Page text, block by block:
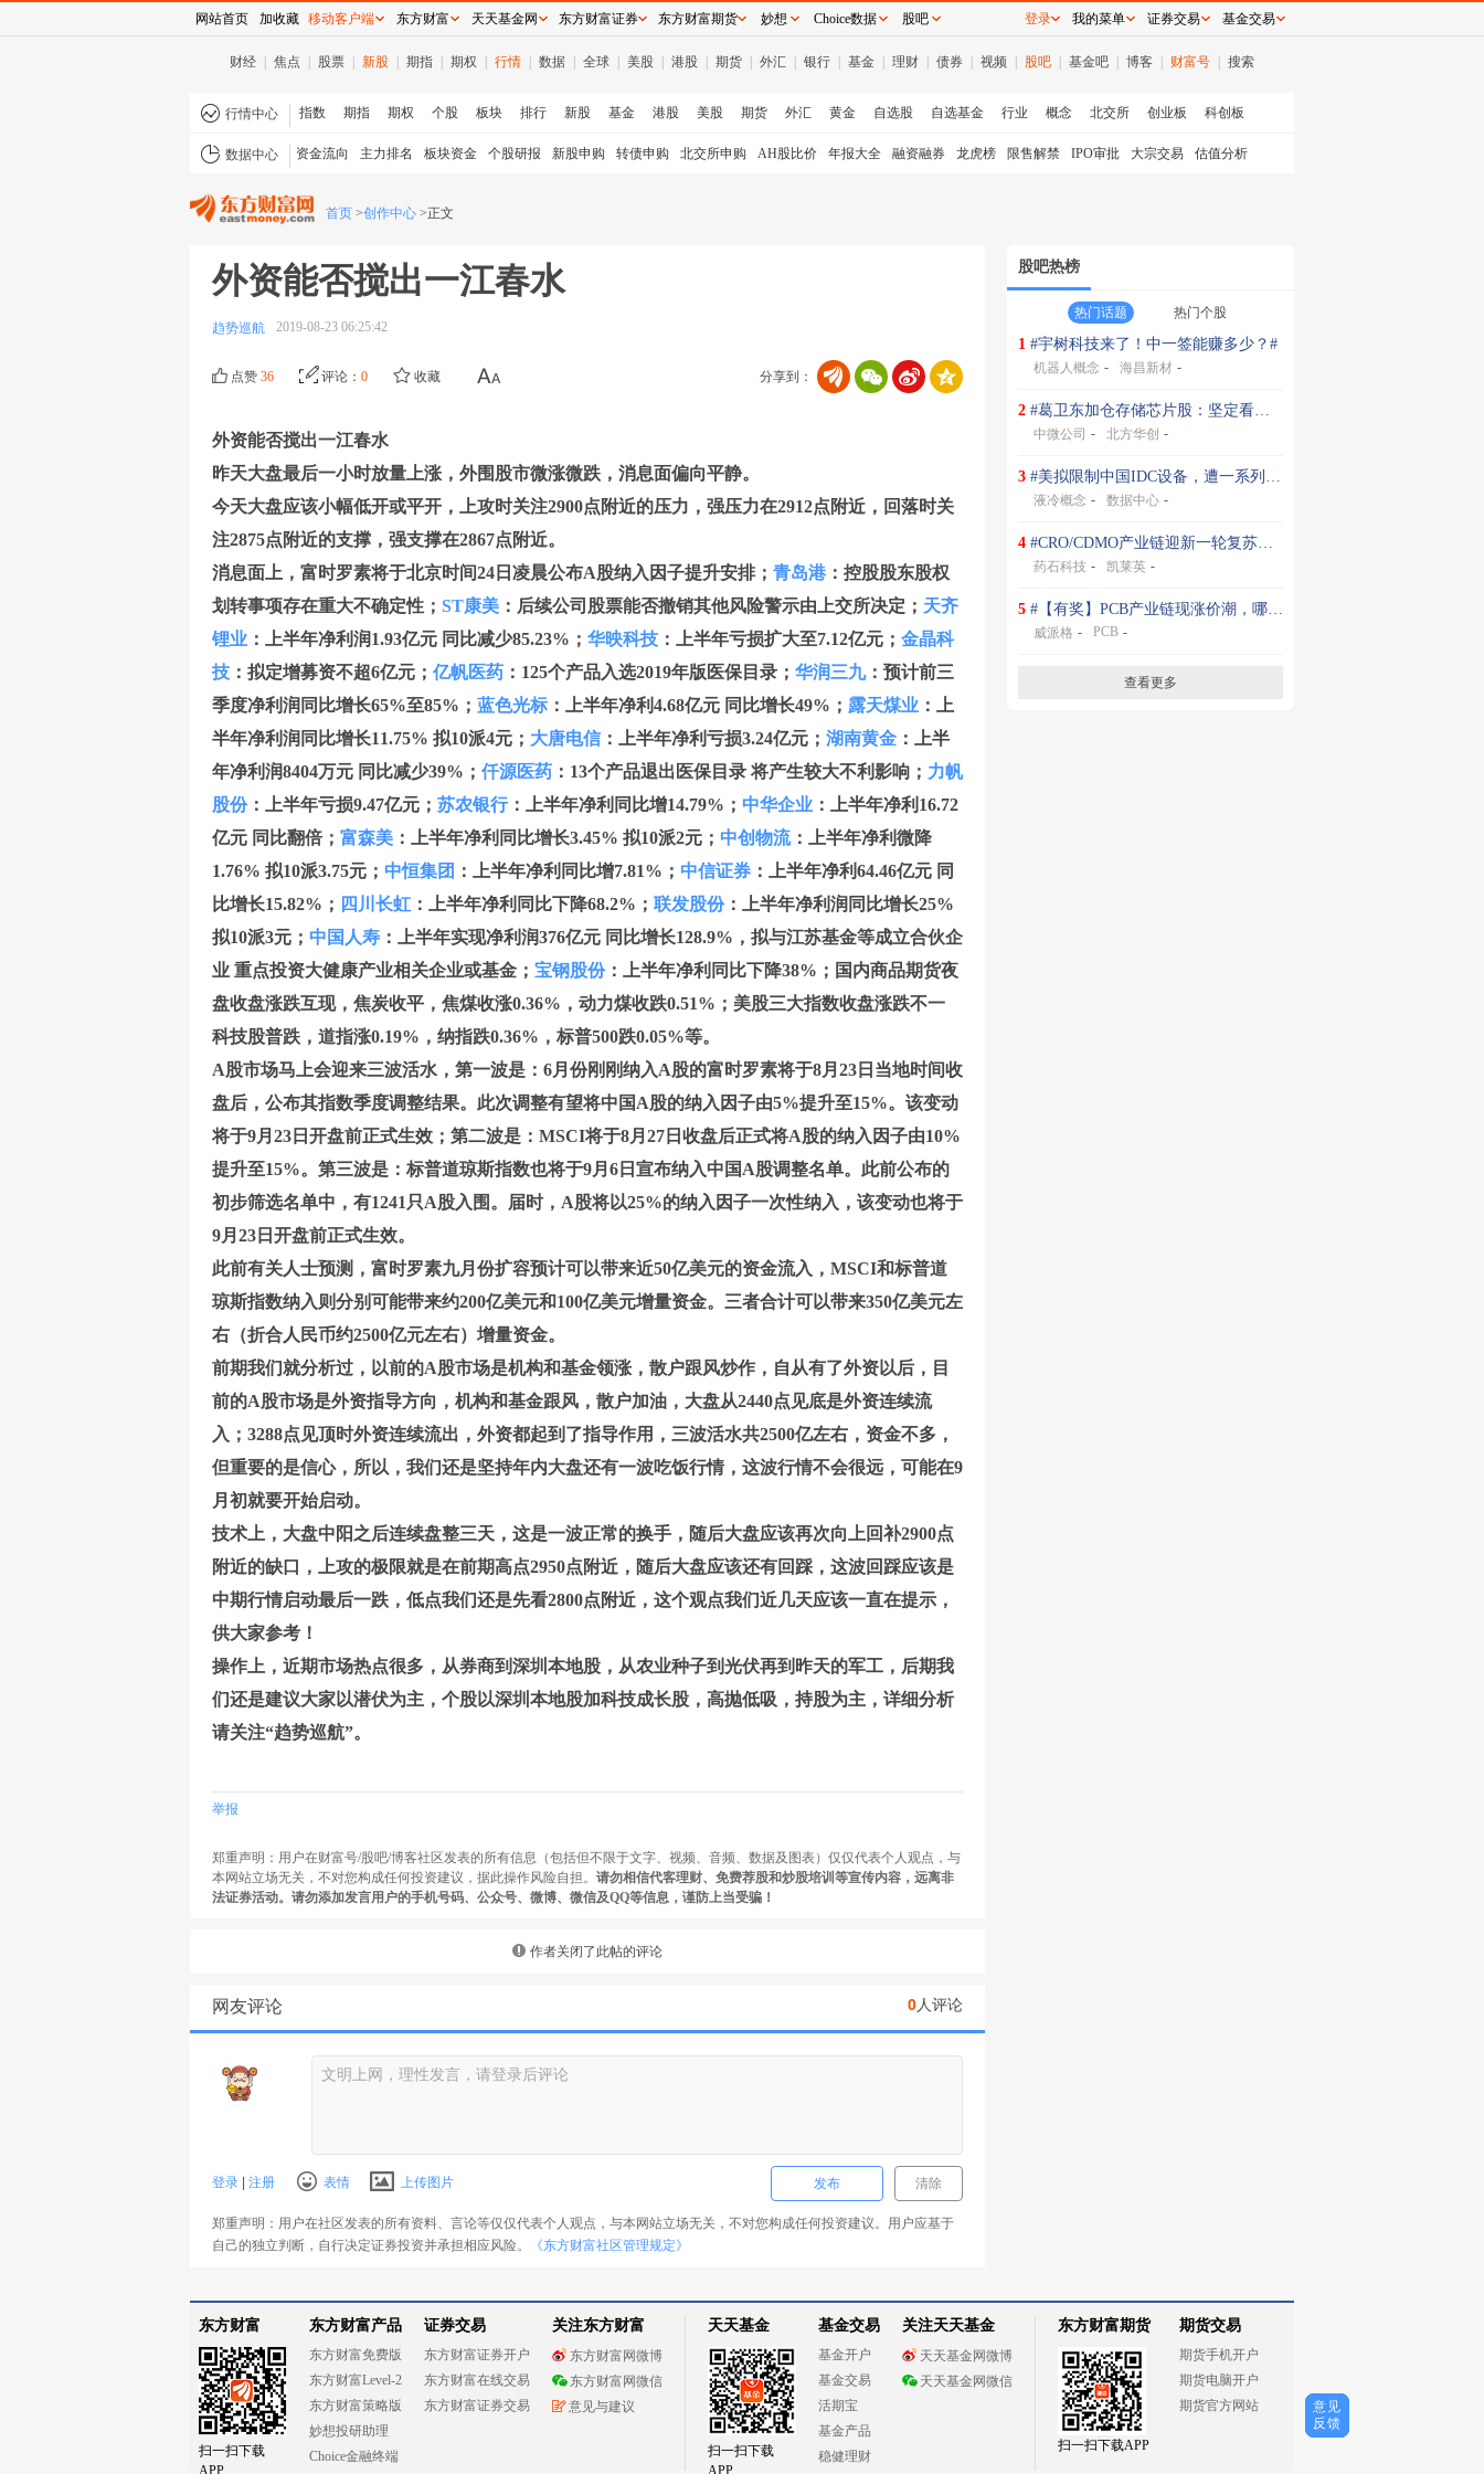
财经 焦点 股票 新股 期指 期权 行情 数据 全球 美股 港股 期货 外汇 银行 基金 理财 债券 视频 股吧 基金吧 博客 财富号 搜索
行情中心 指数 期指 期权 个股 板块 排行 新股 基金 港股 美股 期货 外汇 黄金 自选股 自选基金 行业 概念 北交所 创业板 科创板
数据中心 资金流向 主力排名 板块资金 个股研报 新股申购 转债申购 北交所申购 AH股比价 年报大全 融资融券 龙虎榜 限售解禁 IPO审批 大宗交易 估值分析
首页 >创作中心 >正文
外资能否搅出一江春水
趋势巡航 2019-08-23 06:25:42
点赞 36 评论： 0 收藏 分享到：
外资能否搅出一江春水
昨天大盘最后一小时放量上涨，外围股市微涨微跌，消息面偏向平静。
今天大盘应该小幅低开或平开，上攻时关注2900点附近的压力，强压力在2912点附近，回落时关
注2875点附近的支撑，强支撑在2867点附近。
消息面上，富时罗素将于北京时间24日凌晨公布A股纳入因子提升安排； 青岛港：控股股东股权
划转事项存在重大不确定性； ST康美 ：后续公司股票能否撤销其他风险警示由上交所决定； 天齐
锂业 ：上半年净利润1.93亿元 同比减少85.23%； 华映科技 ：上半年亏损扩大至7.12亿元； 金晶科
技 ：拟定增募资不超6亿元； 亿帆医药 ：125个产品入选2019年版医保目录； 华润三九：预计前三
季度净利润同比增长65%至85%； 蓝色光标 ：上半年净利4.68亿元 同比增长49%； 露天煤业 ：上
半年净利润同比增长11.75% 拟10派4元； 大唐电信 ：上半年净利亏损3.24亿元； 湖南黄金 ：上半
年净利润8404万元 同比减少39%； 仟源医药 ：13个产品退出医保目录 将产生较大不利影响； 力帆
股份：上半年亏损9.47亿元； 苏农银行：上半年净利同比增14.79%； 中华企业 ：上半年净利16.72
亿元 同比翻倍； 富森美 ：上半年净利同比增长3.45% 拟10派2元； 中创物流：上半年净利微降
1.76% 拟10派3.75元； 中恒集团 ：上半年净利同比增7.81%； 中信证券 ：上半年净利64.46亿元 同
比增长15.82%； 四川长虹 ：上半年净利同比下降68.2%； 联发股份：上半年净利润同比增长25%
拟10派3元； 中国人寿 ：上半年实现净利润376亿元 同比增长128.9%，拟与江苏基金等成立合伙企
业 重点投资大健康产业相关企业或基金； 宝钢股份：上半年净利同比下降38%；国内商品期货夜
盘收盘涨跌互现，焦炭收平，焦煤收涨0.36%，动力煤收跌0.51%；美股三大指数收盘涨跌不一
科技股普跌，道指涨0.19%，纳指跌0.36%，标普500跌0.05%等。
A股市场马上会迎来三波活水，第一波是：6月份刚刚纳入A股的富时罗素将于8月23日当地时间收
盘后，公布其指数季度调整结果。此次调整有望将中国A股的纳入因子由5%提升至15%。该变动
将于9月23日开盘前正式生效；第二波是：MSCI将于8月27日收盘后正式将A股的纳入因子由10%
提升至15%。第三波是：标普道琼斯指数也将于9月6日宣布纳入中国A股调整名单。此前公布的
初步筛选名单中，有1241只A股入围。届时，A股将以25%的纳入因子一次性纳入，该变动也将于
9月23日开盘前正式生效。
此前有关人士预测，富时罗素九月份扩容预计可以带来近50亿美元的资金流入，MSCI和标普道
琼斯指数纳入则分别可能带来约200亿美元和100亿美元增量资金。三者合计可以带来350亿美元左
右（折合人民币约2500亿元左右）增量资金。
前期我们就分析过，以前的A股市场是机构和基金领涨，散户跟风炒作，自从有了外资以后，目
前的A股市场是外资指导方向，机构和基金跟风，散户加油，大盘从2440点见底是外资连续流
入；3288点见顶时外资连续流出，外资都起到了指导作用，三波活水共2500亿左右，资金不多，
但重要的是信心，所以，我们还是坚持年内大盘还有一波吃饭行情，这波行情不会很远，可能在9
月初就要开始启动。
技术上，大盘中阳之后连续盘整三天，这是一波正常的换手，随后大盘应该再次向上回补2900点
附近的缺口，上攻的极限就是在前期高点2950点附近，随后大盘应该还有回踩，这波回踩应该是
中期行情启动最后一跌，低点我们还是先看2800点附近，这个观点我们近几天应该一直在提示，
供大家参考！
操作上，近期市场热点很多，从券商到深圳本地股，从农业种子到光伏再到昨天的军工，后期我
们还是建议大家以潜伏为主，个股以深圳本地股加科技成长股，高抛低吸，持股为主，详细分析
请关注“趋势巡航”。
举报
郑重声明：用户在财富号/股吧/博客社区发表的所有信息（包括但不限于文字、视频、音频、数据及图表）仅仅代表个人观点，与
本网站立场无关，不对您构成任何投资建议，据此操作风险自担。 请勿相信代客理财、免费荐股和炒股培训等宣传内容，远离非
法证券活动。请勿添加发言用户的手机号码、公众号、微博、微信及QQ等信息，谨防上当受骗！
作者关闭了此帖的评论
网友评论 0人评论
登录 注册 表情 上传图片 发布 清除
郑重声明：用户在社区发表的所有资料、言论等仅仅代表个人观点，与本网站立场无关，不对您构成任何投资建议。用户应基于
自己的独立判断，自行决定证券投资并承担相应风险。
《东方财富社区管理规定》
股吧热榜
热门话题 热门个股
1 #宇树科技来了！中一签能赚多少？#
机器人概念 - 海昌新材 -
2 #葛卫东加仓存储芯片股：坚定看多AI#
中微公司 - 北方华创 -
3 #美拟限制中国IDC设备，遭一系列反制#
液冷概念 - 数据中心 -
4 #CRO/CDMO产业链迎新一轮复苏周期#
药石科技 - 凯莱英 -
5 #【有奖】PCB产业链现涨价潮，哪些环节价值量高？#
威派格 - PCB -
查看更多
网站首页 加收藏 移动客户端 东方财富 天天基金网 东方财富证券 东方财富期货 妙想 Choice数据 股吧 登录 我的菜单 证券交易 基金交易